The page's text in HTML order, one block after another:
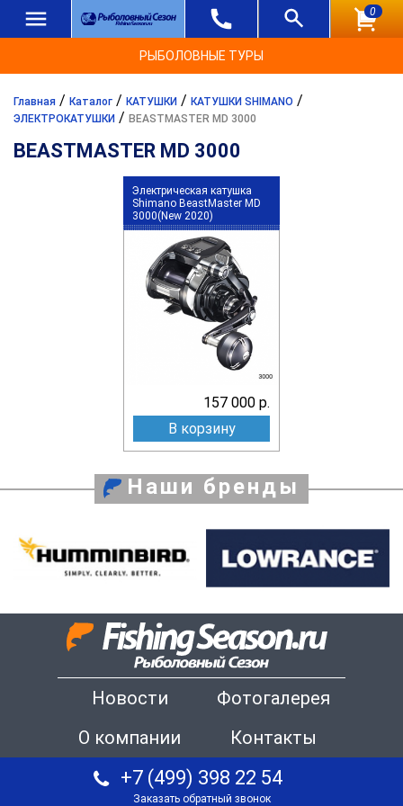
0
РЫБОЛОВНЫЕ ТУРЫ
Главная / Каталог / КАТУШКИ / КАТУШКИ SHIMANO /
ЭЛЕКТРОКАТУШКИ / BEASTMASTER MD 3000
BEASTMASTER MD 3000
Электрическая катушка
Shimano BeastMaster MD
3000(New 2020)
157 000 р.
В корзину
Наши бренды
Новости
Фотогалерея
О компании
Контакты
+7 (499) 398 22 54
Заказать обратный звонок